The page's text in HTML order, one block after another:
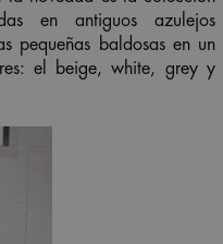
en antiguos azulejos
pequeñas baldosas en un
el
beige,white, greyy